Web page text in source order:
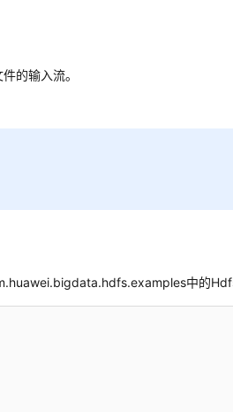
的输入流。
中的